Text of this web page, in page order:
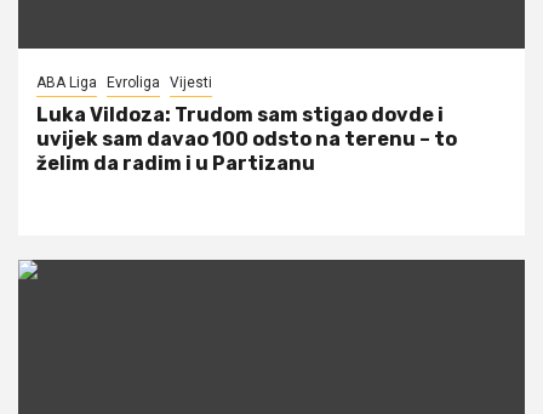
ABA Liga Evroliga Vijesti
Luka Vildoza: Trudom sam stigao dovde i
uvijek sam davao 100 odsto na terenu – to
želim da radim i u Partizanu